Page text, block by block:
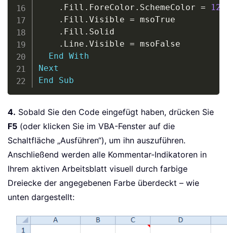
. Fill . ForeColor . SchemeColor =
12
. Fill . Visible = msoTrue
. Fill . Solid
. Line . Visible = msoFalse
End With
Next
End
Sub
4. Sobald Sie den Code eingefügt haben, drücken Sie
F5 (oder klicken Sie im VBA-Fenster auf die
Schaltfläche „Ausführen“), um ihn auszuführen.
Anschließend werden alle Kommentar-Indikatoren in
Ihrem aktiven Arbeitsblatt visuell durch farbige
Dreiecke der angegebenen Farbe überdeckt – wie
unten dargestellt: